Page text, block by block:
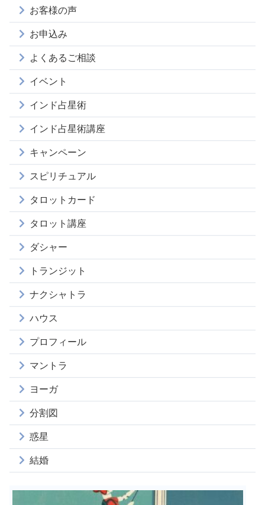
お客様の声
お申込み
よくあるご相談
イベント
インド占星術
インド占星術講座
キャンペーン
スピリチュアル
タロットカード
タロット講座
ダシャー
トランジット
ナクシャトラ
ハウス
プロフィール
マントラ
ヨーガ
分割図
惑星
結婚